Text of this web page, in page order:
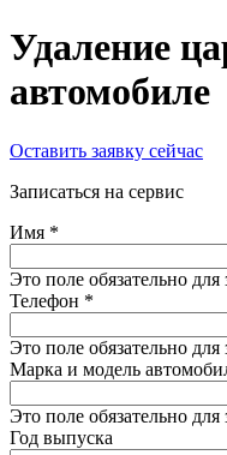
Удаление
автомобиле
Оставить заявку сейчас
Записаться на сервис
Имя *
Это поле обязательно для
Телефон *
Это поле обязательно для
Марка и модель
Это поле обязательно для
Год выпуска